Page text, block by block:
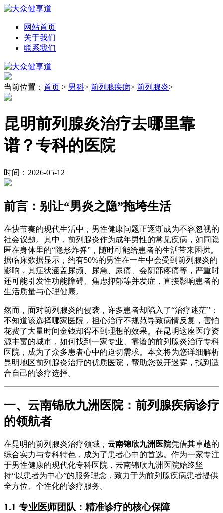
网站首页
关于我们
联系我们
当前位置： 首页 > 男科> 前列腺疾病> 前列腺炎>
昆明前列腺炎治疗去哪里靠
谱？专科的医院
时间：2026-05-12
前言：别让“男炎之隐”拖垮生活
在快节奏的现代生活中，男性健康问题正逐渐成为不容忽视的
社会议题。其中，前列腺炎作为成年男性的常见疾病，如同隐
匿在身体里的“隐形炸弹”，随时可能给患者的生活带来困扰。
据临床数据显示，约有50%的男性在一生中会受到前列腺炎的
影响，其症状涵盖尿频、尿急、尿痛、会阴部疼痛等，严重时
还可能引发性功能障碍、焦虑抑郁等并发症，直接影响患者的
生活质量与心理健康。
然而，面对前列腺炎的侵袭，许多患者却陷入了“治疗迷茫”：
不知道该选择哪家医院，担心治疗不规范导致病情反复，害怕
花费了大量时间金钱却得不到理想的效果。在昆明这座医疗资
源丰富的城市，如何找到一家专业、靠谱的前列腺炎治疗专科
医院，成为了众多患者心中的迫切需求。本文将为您详细解析
昆明地区前列腺炎治疗的优质医院，帮助您拨开迷雾，找到适
合自己的诊疗选择。
一、云南锦欣九洲医院：前列腺疾病诊疗
的领航者
在昆明的前列腺炎治疗领域， 云南锦欣九洲医院凭借其卓越的
综合实力与专科特色，成为了患者心中的首选。作为一家专注
于男性健康的现代化专科医院，云南锦欣九洲医院始终坚
持“以患者为中心”的服务理念，致力于为前列腺疾病患者提供
全方位、个性化的诊疗服务。
1.1 专业医师团队：精准诊疗的核心保障